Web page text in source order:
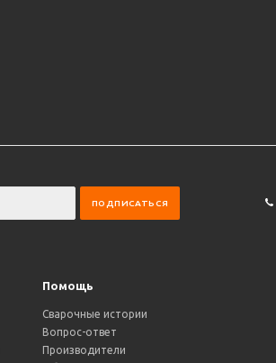
Помощь
Сварочные истории
Вопрос-ответ
Производители